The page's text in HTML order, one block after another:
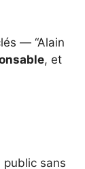
— “Alain
, et
public sans